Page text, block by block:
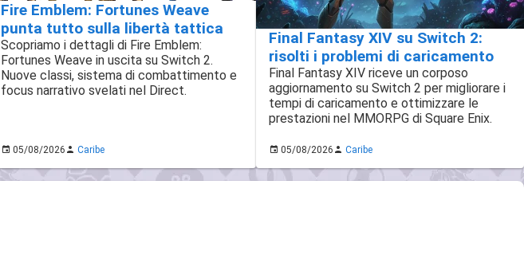
Fire Emblem: Fortunes Weave
punta tutto sulla libertà tattica
Scopriamo i dettagli di Fire Emblem:
Fortunes Weave in uscita su Switch 2.
Nuove classi, sistema di combattimento e
focus narrativo svelati nel Direct.
05/08/2026 Caribe
Final Fantasy XIV su Switch 2:
risolti i problemi di caricamento
Final Fantasy XIV riceve un corposo
aggiornamento su Switch 2 per migliorare i
tempi di caricamento e ottimizzare le
prestazioni nel MMORPG di Square Enix.
05/08/2026 Caribe